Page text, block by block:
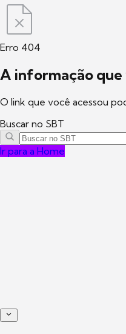
Erro 404
A informação
O link que você acessou
Buscar no SBT
Ir para a Home